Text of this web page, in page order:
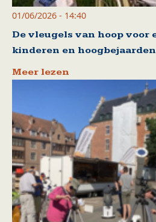
01/06/2026 - 14:40
De vleugels van hoop voor
kinderen en hoogbejaarden
Meer lezen